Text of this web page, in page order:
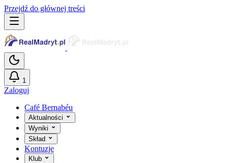
Przejdź do głównej treści
1
Zaloguj
Café Bernabéu
Aktualności
Wyniki
Skład
Kontuzje
Klub